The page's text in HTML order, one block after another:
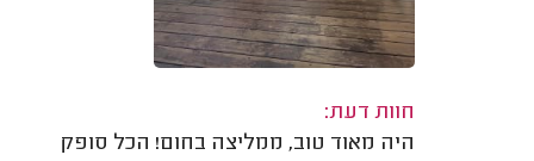
חוות דעת:
היה מאוד טוב, ממליצה בחום! הכל סופק